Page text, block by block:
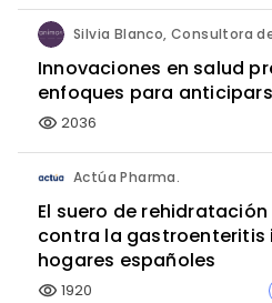
Innovaciones en salud
enfoques para
visibility 2036
Actúa Pharma.
El suero de
contra la gastroenteritis
hogares españoles
visibility 1920